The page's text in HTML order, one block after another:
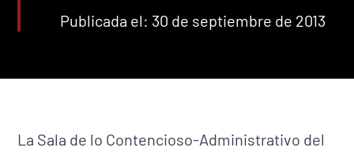
Publicada el: 30 de septiembre de 2013
La Sala de lo Contencioso-Administrativo del